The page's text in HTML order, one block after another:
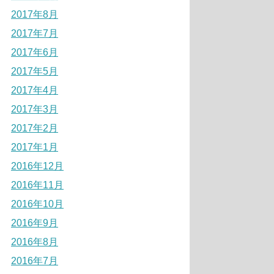
2017年8月
2017年7月
2017年6月
2017年5月
2017年4月
2017年3月
2017年2月
2017年1月
2016年12月
2016年11月
2016年10月
2016年9月
2016年8月
2016年7月